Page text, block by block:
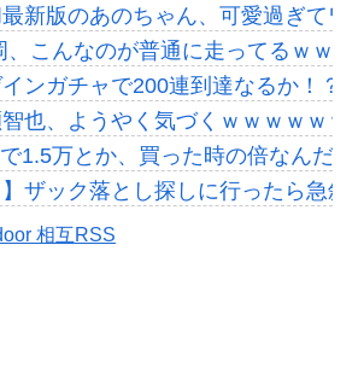
最新版のあのちゃん、可愛過ぎて
、こんなのが普通に走ってるｗｗ
インガチャで200連到達なるか！？
智也、ようやく気づくｗｗｗｗｗｗ
で1.5万とか、買った時の倍なんだ
】ザック落とし探しに行ったら急
相互RSS